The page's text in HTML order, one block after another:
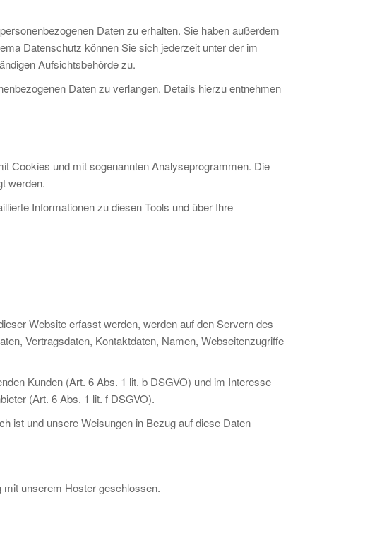
Daten zu erhalten. Sie haben außerdem
Datenschutz können Sie sich jederzeit unter der im
Aufsichtsbehörde zu.
Daten zu verlangen. Details hierzu entnehmen
Cookies und mit sogenannten Analyseprogrammen. Die
werden.
Informationen zu diesen Tools und über Ihre
Website erfasst werden, werden auf den Servern des
Vertragsdaten, Kontaktdaten, Namen, Webseitenzugriffe
Kunden (Art. 6 Abs. 1 lit. b DSGVO) und im Interesse
(Art. 6 Abs. 1 lit. f DSGVO).
ist und unsere Weisungen in Bezug auf diese Daten
mit unserem Hoster geschlossen.